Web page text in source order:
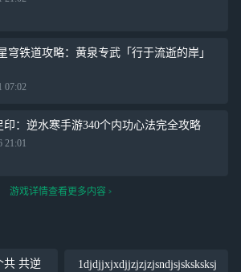
穹铁道攻略：黄泉专武「行于流逝的岸」
07:02
印：逆水寒手游340个内功心法完全攻略
21:01
游戏详情查看更多内容
共 共逆
1djdjjxjxdjjzjzjzjsndjsjsksksksj